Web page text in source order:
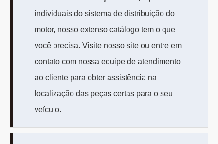
individuais do sistema de distribuição do
motor, nosso extenso catálogo tem o que
você precisa. Visite nosso site ou entre em
contato com nossa equipe de atendimento
ao cliente para obter assistência na
localização das peças certas para o seu
veículo.